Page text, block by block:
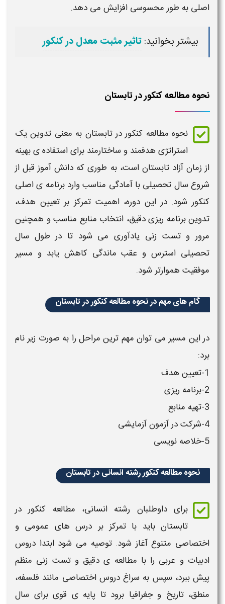
اصلی به طور محسوسی افزایش می دهد.
بیشتر بخوانید:تاثیر مثبت معدل در کنکور
نحوه مطالعه کنکور در تابستان
نحوه مطالعه کنکوردرتابستان به معنی تدوین یک
استراتژی هدفمند و ساختارمند برای استفاده ی بهینه
از زمان آزادتابستاناست، به طوری که دانش آموز قبل از
شروع سال تحصیلی با آمادگی مناسب واردبرنامه ی اصلی
کنکور شود. در این دوره، اهمیت تمرکز بر تعیین هدف،
تدوینبرنامه ریزی دقیق، انتخاب منابع مناسب و همچنین
مرور و تست زنی یادآوری می شود تا در طول سال
تحصیلی استرس و عقب ماندگی کاهش یابد و مسیر
موفقیت هموارتر شود.
گام های مهم در نحوه مطالعه کنکور در تابستان
در این مسیر می توان مهم ترین مراحل را به صورت زیر نام
برد:
1-تعیین هدف
2- برنامه ریزی
3-تهیه منابع
4-شرکت در آزمون آزمایشی
5- خلاصه نویسی
نحوه مطالعه کنکور رشته انسانی در تابستان
برای داوطلبان رشته انسانی، مطالعه کنکور در
تابستانباید با تمرکز بر درس های عمومی و
اختصاصی متنوع آغاز شود. توصیه می شود ابتدا دروس
ادبیات و عربی را با مطالعه ی دقیق و تست زنی منظم
پیش ببرد، سپس به سراغ دروس اختصاصی مانند فلسفه،
منطق، تاریخ و جغرافیا برود تا پایه ی قوی برای سال